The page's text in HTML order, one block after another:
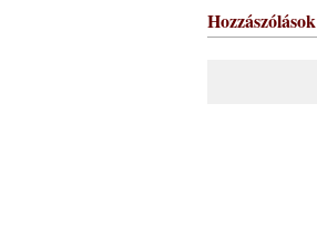
Hozzászólások